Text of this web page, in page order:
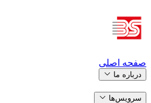
صفحه اصلی
درباره ما
سرویس‌ها